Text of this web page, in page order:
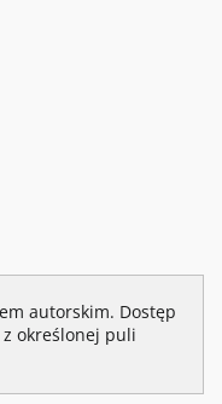
autorskim. Dostęp
określonej puli